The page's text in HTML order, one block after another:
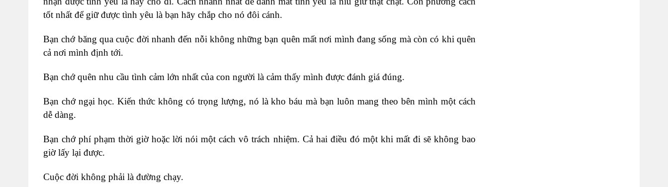
tốt nhất để giữ được tình yêu là bạn hãy chắp cho nó đôi cánh.
Bạn chớ băng qua cuộc đời nhanh đến nỗi không những bạn quên mất nơi mình đang sống mà còn có khi quên
cả nơi mình định tới.
Bạn chớ quên nhu cầu tình cảm lớn nhất của con người là cảm thấy mình được đánh giá đúng.
Bạn chớ ngại học. Kiến thức không có trọng lượng, nó là kho báu mà bạn luôn mang theo bên mình một cách
dễ dàng.
Bạn chớ phí phạm thời giờ hoặc lời nói một cách vô trách nhiệm. Cả hai điều đó một khi mất đi sẽ không bao
giờ lấy lại được.
Cuộc đời không phải là đường chạy.